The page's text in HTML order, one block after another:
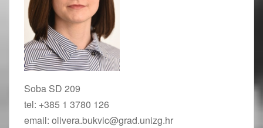
Soba SD 209
tel: +385 1 3780 126
email: olivera.bukvic@grad.unizg.hr